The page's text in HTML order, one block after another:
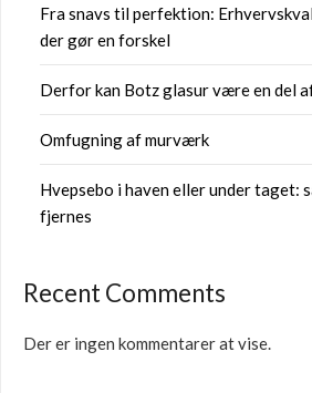
Fra snavs til perfektion:
der gør en forskel
Derfor kan Botz glasur være en del
Omfugning af murværk
Hvepsebo i haven eller under taget:
fjernes
Recent Comments
Der er ingen kommentarer at vise.